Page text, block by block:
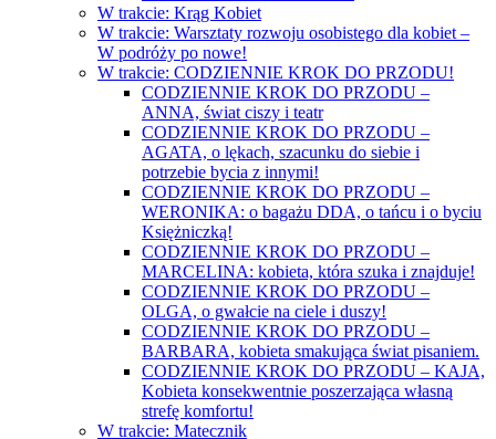
W trakcie: Krąg Kobiet
W trakcie: Warsztaty rozwoju osobistego dla kobiet –
W podróży po nowe!
W trakcie: CODZIENNIE KROK DO PRZODU!
CODZIENNIE KROK DO PRZODU –
ANNA, świat ciszy i teatr
CODZIENNIE KROK DO PRZODU –
AGATA, o lękach, szacunku do siebie i
potrzebie bycia z innymi!
CODZIENNIE KROK DO PRZODU –
WERONIKA: o bagażu DDA, o tańcu i o byciu
Księżniczką!
CODZIENNIE KROK DO PRZODU –
MARCELINA: kobieta, która szuka i znajduje!
CODZIENNIE KROK DO PRZODU –
OLGA, o gwałcie na ciele i duszy!
CODZIENNIE KROK DO PRZODU –
BARBARA, kobieta smakująca świat pisaniem.
CODZIENNIE KROK DO PRZODU – KAJA,
Kobieta konsekwentnie poszerzająca własną
strefę komfortu!
W trakcie: Matecznik